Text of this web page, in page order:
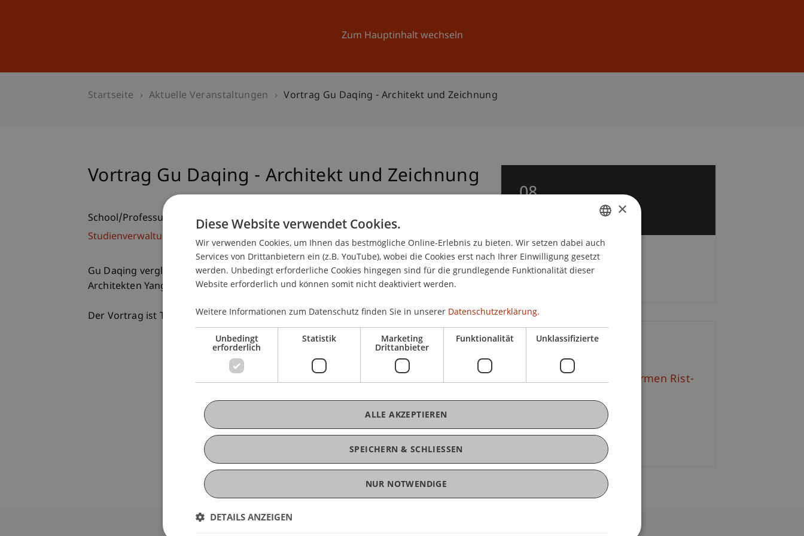
Zum Hauptinhalt wechseln
Universität Aktuelles
Startseite Aktuelle Veranstaltungen Vortrag Gu Daqing - Architekt und Zeichnung
Vortrag Gu Daqing - Architekt und Zeichnung
School/Professur:
Studienverwaltung Bachelorstudiengang Architektur
Gu Daqing vergleicht in seinem Vortrag die Zeichnungen und Entwürfe der vier
Architekten Yang Tingbao, Louis Kahn, Le Corbusier und Seven Holl.
Der Vortrag ist Teil der Summer School Arts & Crafts www.uni.li/summerschool .
08
Gebühren
Eintritt frei.
Dipl.-Ing. Dr. techn. Carmen Rist-
E-Mail
GERMAN
ENGLISH
×
Diese Website verwendet Cookies.
Wir verwenden Cookies, um Ihnen das bestmögliche Online-Erlebnis zu bieten. Wir setzen dabei auch
Services von Drittanbietern ein (z.B. YouTube), wobei die Cookies erst nach Ihrer Einwilligung gesetzt
werden. Unbedingt erforderliche Cookies hingegen sind für die grundlegende Funktionalität dieser
Website erforderlich und können somit nicht deaktiviert werden.
Weitere Informationen zum Datenschutz finden Sie in unserer Datenschutzerklärung.
Unbedingt
erforderlich
Statistik Marketing
Drittanbieter
Funktionalität Unklassifizierte
SPEICHERN & SCHLIESSEN
ALLE AKZEPTIEREN
NUR NOTWENDIGE
DETAILS ANZEIGEN